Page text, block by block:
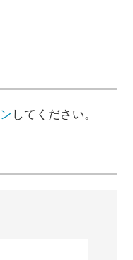
してください。